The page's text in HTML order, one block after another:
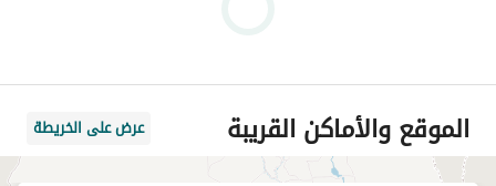
الموقع والأماكن القريبة عرض على الخريطة